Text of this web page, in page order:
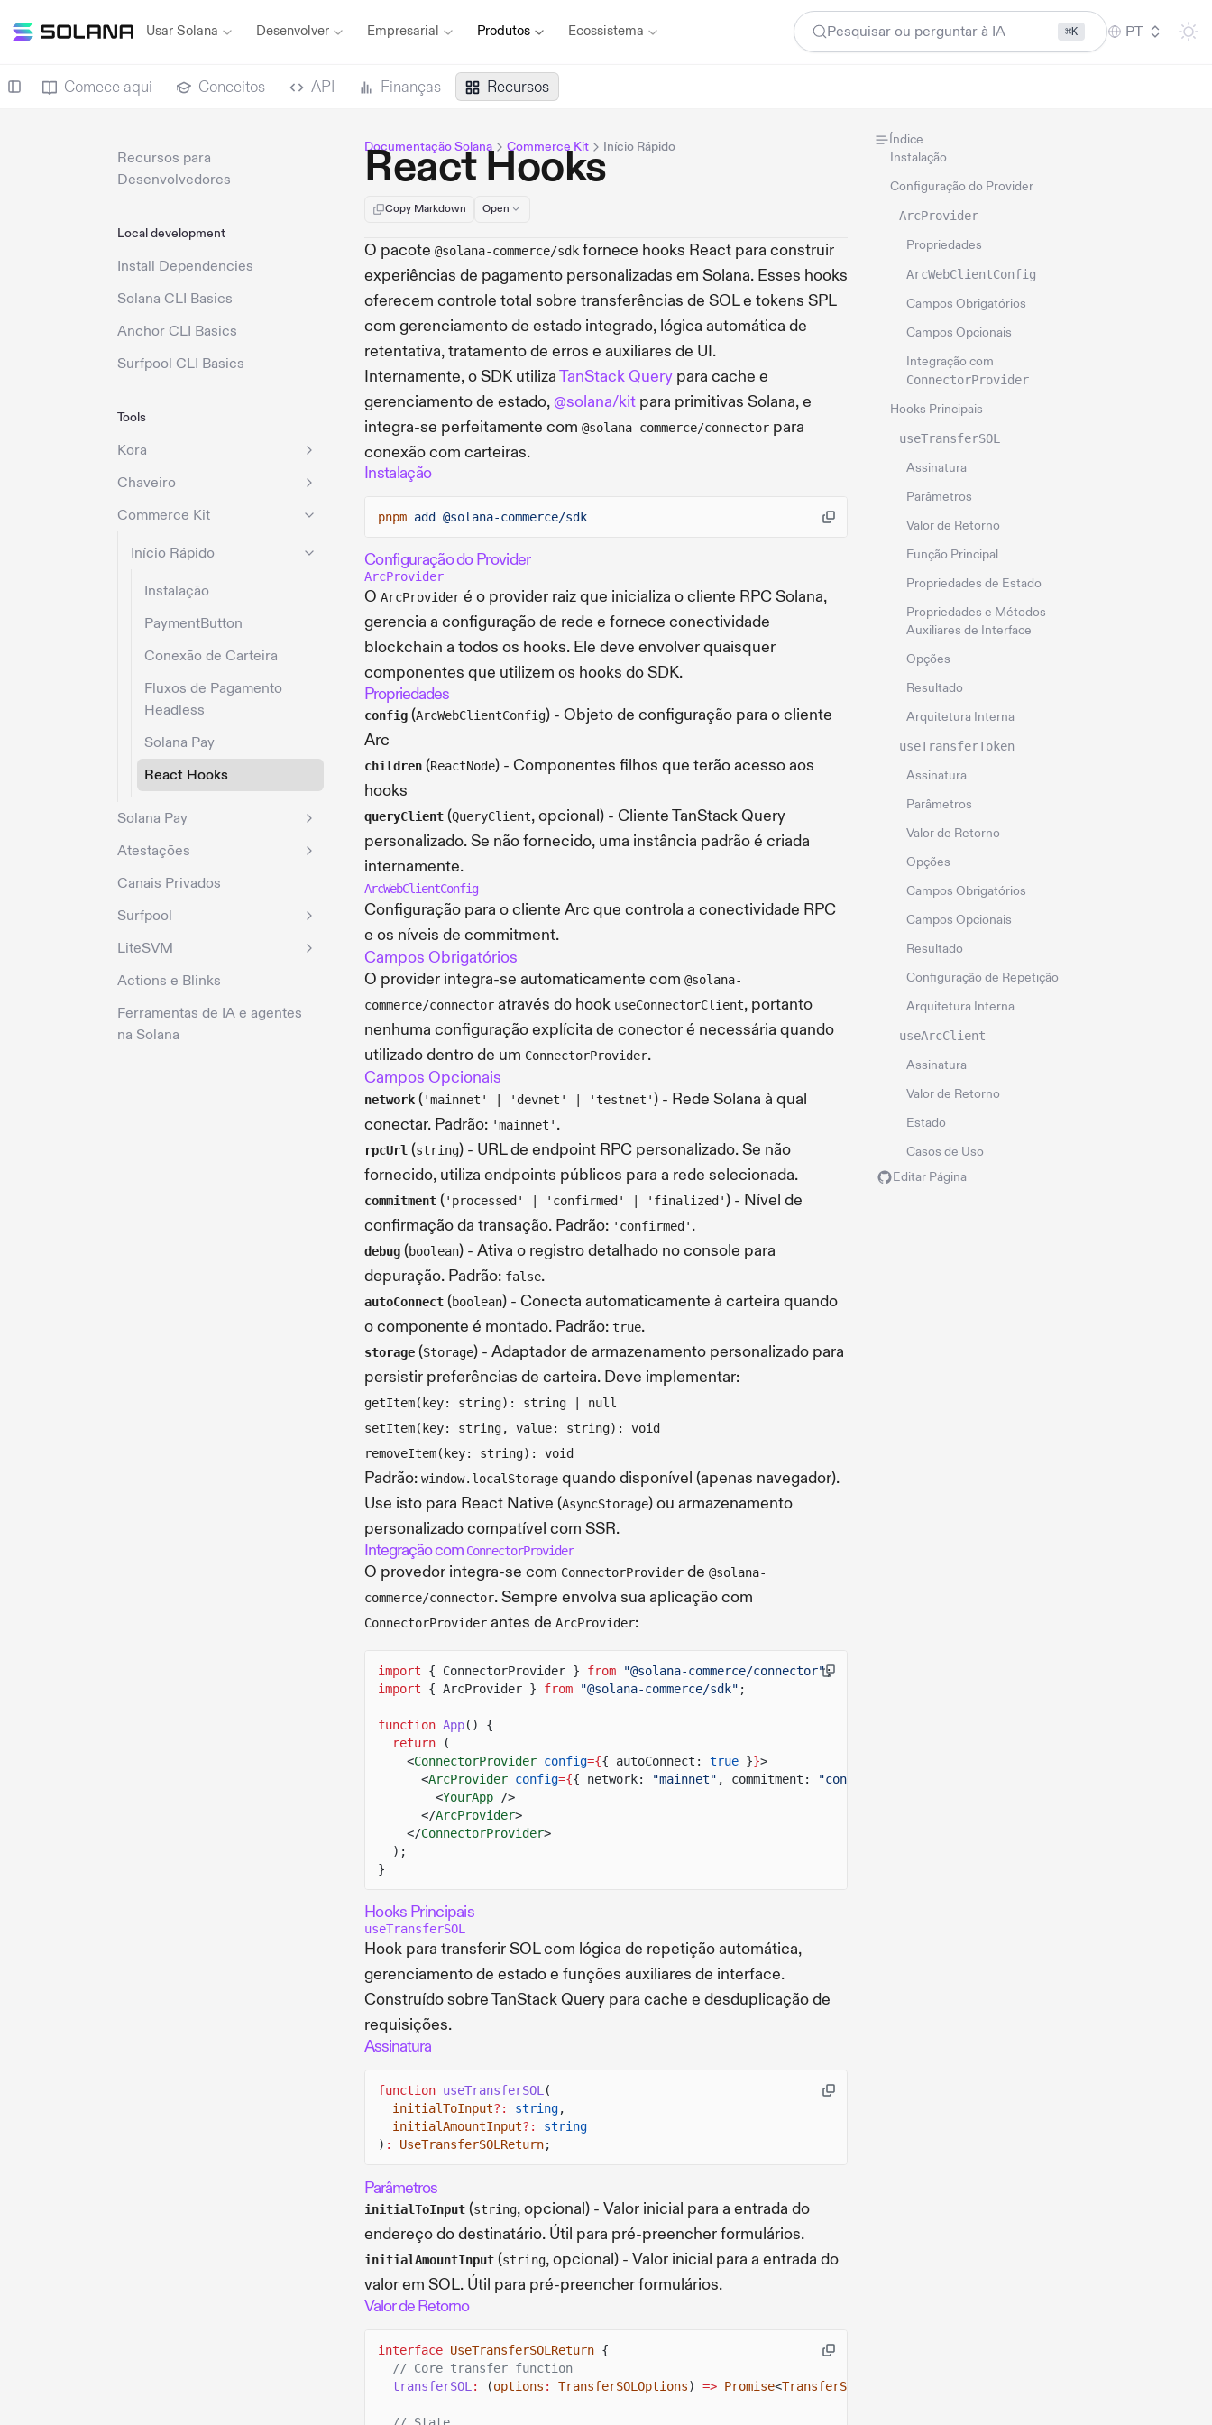
Usar Solana Desenvolver Empresarial Produtos Ecossistema Pesquisar ou perguntar à IA ⌘K PT
Comece aqui Conceitos API Finanças Recursos
Recursos para
Desenvolvedores
Local development
Install Dependencies
Solana CLI Basics
Anchor CLI Basics
Surfpool CLI Basics
Tools
Kora
Chaveiro
Commerce Kit
Início Rápido
Instalação
PaymentButton
Conexão de Carteira
Fluxos de Pagamento
Headless
Solana Pay
React Hooks
Solana Pay
Atestações
Canais Privados
Surfpool
LiteSVM
Actions e Blinks
Ferramentas de IA e agentes
na Solana
Documentação Solana Commerce Kit Início Rápido
React Hooks
Copy Markdown Open
O pacote @solana-commerce/sdk fornece hooks React para construir
experiências de pagamento personalizadas em Solana. Esses hooks
oferecem controle total sobre transferências de SOL e tokens SPL
com gerenciamento de estado integrado, lógica automática de
retentativa, tratamento de erros e auxiliares de UI.
Internamente, o SDK utilizaTanStack Query para cache e
gerenciamento de estado, @solana/kit para primitivas Solana, e
integra-se perfeitamente com @solana-commerce/connector para
conexão com carteiras.
Instalação
pnpm add @solana-commerce/sdk
Configuração do Provider
ArcProvider
O ArcProvider é o provider raiz que inicializa o cliente RPC Solana,
gerencia a configuração de rede e fornece conectividade
blockchain a todos os hooks. Ele deve envolver quaisquer
componentes que utilizem os hooks do SDK.
Propriedades
config (ArcWebClientConfig) - Objeto de configuração para o cliente
Arc
children (ReactNode) - Componentes filhos que terão acesso aos
hooks
queryClient (QueryClient, opcional) - Cliente TanStack Query
personalizado. Se não fornecido, uma instância padrão é criada
internamente.
ArcWebClientConfig
Configuração para o cliente Arc que controla a conectividade RPC
e os níveis de commitment.
Campos Obrigatórios
O provider integra-se automaticamente com @solana-
commerce/connector através do hook useConnectorClient, portanto
nenhuma configuração explícita de conector é necessária quando
utilizado dentro de um ConnectorProvider.
Campos Opcionais
network ('mainnet' | 'devnet' | 'testnet') - Rede Solana à qual
conectar. Padrão: 'mainnet' .
rpcUrl (string) - URL de endpoint RPC personalizado. Se não
fornecido, utiliza endpoints públicos para a rede selecionada.
commitment ('processed' | 'confirmed' | 'finalized') - Nível de
confirmação da transação. Padrão: 'confirmed' .
debug (boolean) - Ativa o registro detalhado no console para
depuração. Padrão: false.
autoConnect (boolean) - Conecta automaticamente à carteira quando
o componente é montado. Padrão: true.
storage (Storage) - Adaptador de armazenamento personalizado para
persistir preferências de carteira. Deve implementar:
getItem(key: string): string | null
setItem(key: string, value: string): void
removeItem(key: string): void
Padrão: window.localStorage quando disponível (apenas navegador).
Use isto para React Native (AsyncStorage) ou armazenamento
personalizado compatível com SSR.
Integração com ConnectorProvider
O provedor integra-se com ConnectorProvider de @solana-
commerce/connector. Sempre envolva sua aplicação com
ConnectorProvider antes de ArcProvider:
import { ConnectorProvider } from "@solana-commerce/connector";
import
{ ArcProvider } from "@solana-commerce/sdk" ;
function App() {
return
(
<ConnectorProvider config={{ autoConnect: true }}>
<ArcProvider config={{ network: "mainnet" , commitment: "confirmed"
<YourApp />
</ArcProvider>
</ConnectorProvider>
);
}
Hooks Principais
useTransferSOL
Hook para transferir SOL com lógica de repetição automática,
gerenciamento de estado e funções auxiliares de interface.
Construído sobre TanStack Query para cache e desduplicação de
requisições.
Assinatura
function useTransferSOL(
initialToInput?: string,
initialAmountInput?:
string
) : UseTransferSOLReturn;
Parâmetros
initialToInput (string, opcional) - Valor inicial para a entrada do
endereço do destinatário. Útil para pré-preencher formulários.
initialAmountInput (string, opcional) - Valor inicial para a entrada do
valor em SOL. Útil para pré-preencher formulários.
Valor de Retorno
interface UseTransferSOLReturn {
// Core transfer function
transferSOL: (options : TransferSOLOptions) => Promise<TransferSOLResult
Índice
Instalação
Configuração do Provider
ArcProvider
Propriedades
ArcWebClientConfig
Campos Obrigatórios
Campos Opcionais
Integração com
ConnectorProvider
Hooks Principais
useTransferSOL
Assinatura
Parâmetros
Valor de Retorno
Função Principal
Propriedades de Estado
Propriedades e Métodos
Auxiliares de Interface
Opções
Resultado
Arquitetura Interna
useTransferToken
Assinatura
Parâmetros
Valor de Retorno
Opções
Campos Obrigatórios
Campos Opcionais
Resultado
Configuração de Repetição
Arquitetura Interna
useArcClient
Assinatura
Valor de Retorno
Estado
Casos de Uso
Editar Página